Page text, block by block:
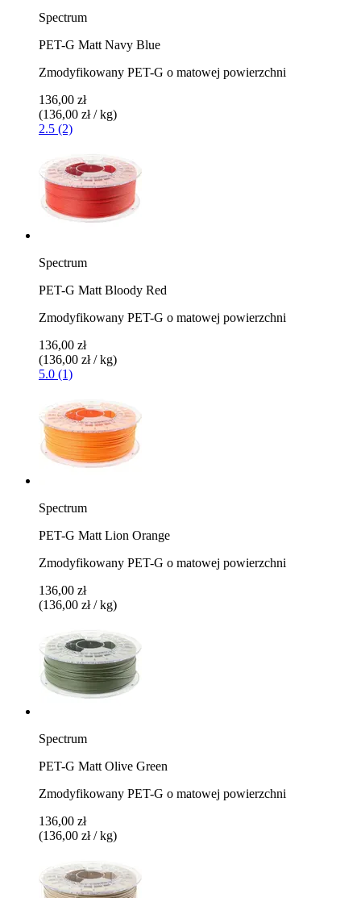
Spectrum
PET-G Matt Navy Blue
Zmodyfikowany PET-G o matowej powierzchni
136,00 zł
(136,00 zł / kg)
2.5 (2)
Spectrum
PET-G Matt Bloody Red
Zmodyfikowany PET-G o matowej powierzchni
136,00 zł
(136,00 zł / kg)
5.0 (1)
Spectrum
PET-G Matt Lion Orange
Zmodyfikowany PET-G o matowej powierzchni
136,00 zł
(136,00 zł / kg)
Spectrum
PET-G Matt Olive Green
Zmodyfikowany PET-G o matowej powierzchni
136,00 zł
(136,00 zł / kg)